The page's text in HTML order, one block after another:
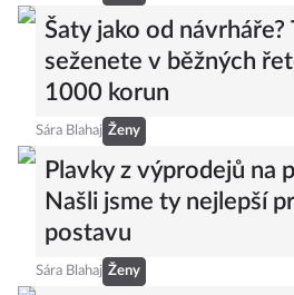
Šaty jako od
seženete v běžných
1000 korun
Sára Blahaj Ženy
Plavky z výprodejů na
Našli jsme ty nejlepší
postavu
Sára Blahaj Ženy